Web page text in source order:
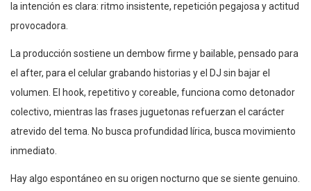
la intención es clara: ritmo insistente, repetición pegajosa y actitud
provocadora.
La producción sostiene un dembow firme y bailable, pensado para
el after, para el celular grabando historias y el DJ sin bajar el
volumen. El hook, repetitivo y coreable, funciona como detonador
colectivo, mientras las frases juguetonas refuerzan el carácter
atrevido del tema. No busca profundidad lírica, busca movimiento
inmediato.
Hay algo espontáneo en su origen nocturno que se siente genuino.